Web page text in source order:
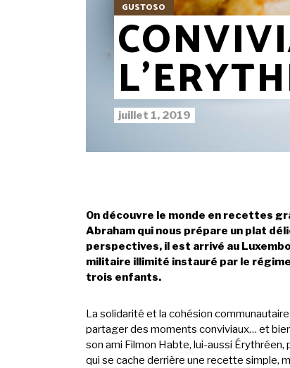
GUSTOSO
juillet 1, 2019
On découvre le monde en recettes
Abraham qui nous prépare un plat
perspectives, il est arrivé au
militaire illimité instauré par le
trois enfants.
La solidarité et la cohésion
partager des moments conviviaux… et
son ami Filmon Habte, lui-aussi
qui se cache derrière une recette simple,